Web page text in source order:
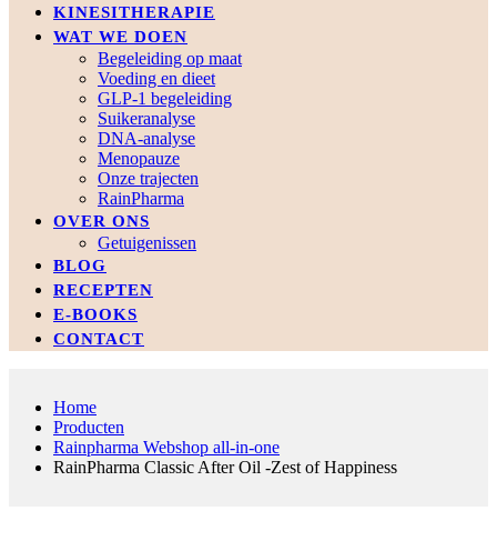
KINESITHERAPIE
WAT WE DOEN
Begeleiding op maat
Voeding en dieet
GLP-1 begeleiding
Suikeranalyse
DNA-analyse
Menopauze
Onze trajecten
RainPharma
OVER ONS
Getuigenissen
BLOG
RECEPTEN
E-BOOKS
CONTACT
Home
Producten
Rainpharma Webshop all-in-one
RainPharma Classic After Oil -Zest of Happiness